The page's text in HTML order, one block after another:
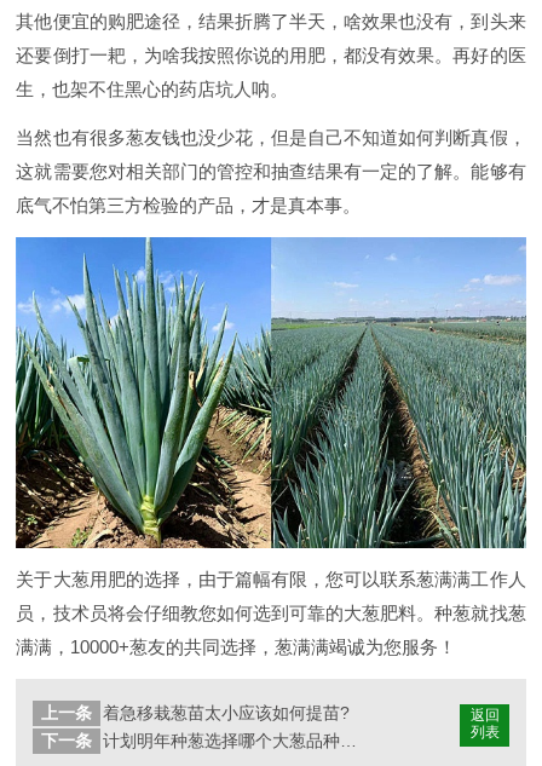
其他便宜的购肥途径，结果折腾了半天，啥效果也没有，到头来
还要倒打一耙，为啥我按照你说的用肥，都没有效果。再好的医
生，也架不住黑心的药店坑人呐。
当然也有很多葱友钱也没少花，但是自己不知道如何判断真假，
这就需要您对相关部门的管控和抽查结果有一定的了解。能够有
底气不怕第三方检验的产品，才是真本事。
关于大葱用肥的选择，由于篇幅有限，您可以联系葱满满工作人
员，技术员将会仔细教您如何选到可靠的大葱肥料。种葱就找葱
满满，10000+葱友的共同选择，葱满满竭诚为您服务！
返回
列表
上一条 着急移栽葱苗太小应该如何提苗?
下一条